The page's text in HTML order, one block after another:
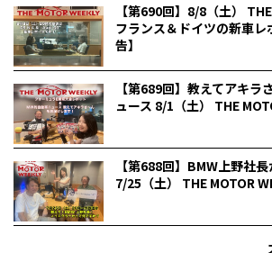
【第690回】8/8（土）
フランス＆ドイツの新車
告】
【第689回】教えてアキラ
ュース 8/1（土） THE
【第688回】BMW上野社長
7/25（土） THE MOTOR